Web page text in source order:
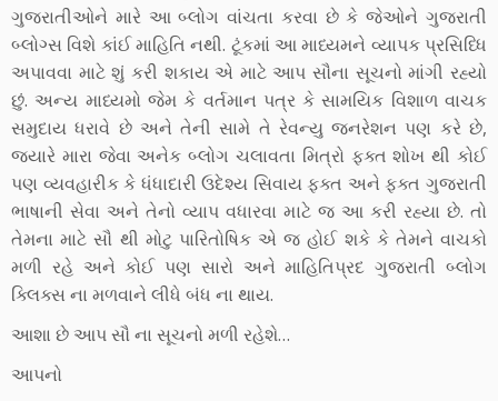
ગુજરાતીઓને મારે આ બ્લોગ વાંચતા કરવા છે કે જેઓને ગુજરાતી
બ્લોગ્સ વિશે કાંઈ માહિતિ નથી. ટૂંકમાં આ માધ્યમને વ્યાપક પ્રસિધ્ધિ
અપાવવા માટે શું કરી શકાય એ માટે આપ સૌના સૂચનો માંગી રહ્યો
છું. અન્ય માધ્યમો જેમ કે વર્તમાન પત્ર કે સામયિક વિશાળ વાચક
સમુદાય ધરાવે છે અને તેની સામે તે રેવન્યુ જનરેશન પણ કરે છે,
જ્યારે મારા જેવા અનેક બ્લોગ ચલાવતા મિત્રો ફક્ત શોખ થી કોઈ
પણ વ્યવહારીક કે ધંધાદારી ઉદેશ્ય સિવાય ફક્ત અને ફક્ત ગુજરાતી
ભાષાની સેવા અને તેનો વ્યાપ વધારવા માટે જ આ કરી રહ્યા છે. તો
તેમના માટે સૌ થી મોટુ પારિતોષિક એ જ હોઈ શકે કે તેમને વાચકો
મળી રહે અને કોઈ પણ સારો અને માહિતિપ્રદ ગુજરાતી બ્લોગ
ક્લિક્સ ના મળવાને લીધે બંધ ના થાય.
આશા છે આપ સૌ ના સૂચનો મળી રહેશે…
આપનો